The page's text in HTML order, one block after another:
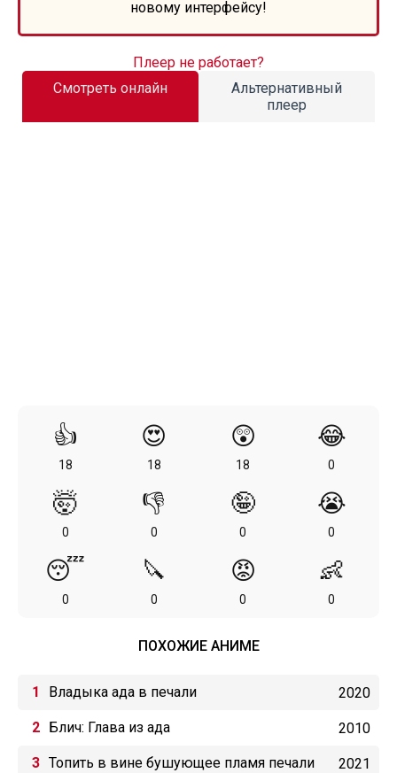
новому интерфейсу!
Смотреть онлайн
Альтернативный
плеер
Плеер не работает?
👍
18
😍
18
😲
18
😂
0
🤯
0
👎
0
🤪
0
😭
0
😴
0
🔪
0
😡
0
👶
0
ПОХОЖИЕ АНИМЕ
Владыка ада в печали 2020
Блич: Глава из ада 2010
Топить в вине бушующее пламя печали 2021